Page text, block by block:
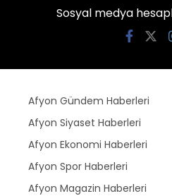
Sosyal medya
Afyon Gündem Haberleri
Afyon Siyaset Haberleri
Afyon Ekonomi Haberleri
Afyon Spor Haberleri
Afyon Magazin Haberleri